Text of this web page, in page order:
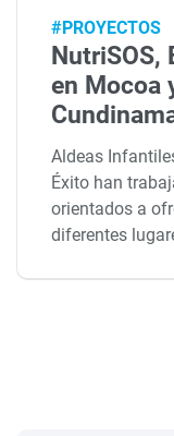
#PROYECTOS
NutriSOS,
en Mocoa
Aldeas
Éxito han
orientados a
diferentes